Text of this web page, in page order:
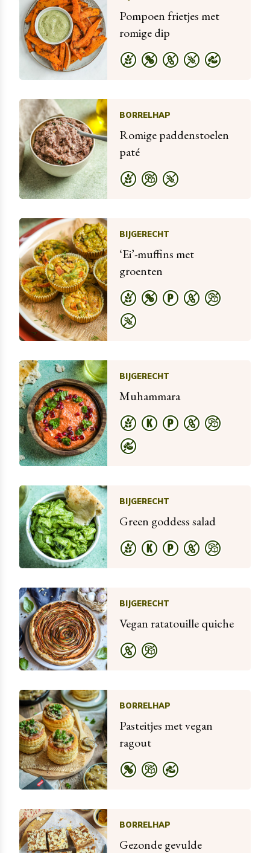
Pompoen frietjes met
romige dip
BORRELHAP
Romige paddenstoelen
paté
BIJGERECHT
‘Ei’-muffins met
groenten
BIJGERECHT
Muhammara
BIJGERECHT
Green goddess salad
BIJGERECHT
Vegan ratatouille quiche
BORRELHAP
Pasteitjes met vegan
ragout
BORRELHAP
Gezonde gevulde